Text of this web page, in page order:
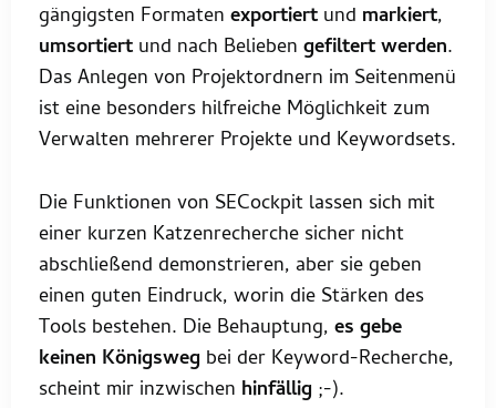
gängigsten Formaten exportiert und markiert,
umsortiert und nach Belieben gefiltert werden.
Das Anlegen von Projektordnern im Seitenmenü
ist eine besonders hilfreiche Möglichkeit zum
Verwalten mehrerer Projekte und Keywordsets.
Die Funktionen von SECockpit lassen sich mit
einer kurzen Katzenrecherche sicher nicht
abschließend demonstrieren, aber sie geben
einen guten Eindruck, worin die Stärken des
Tools bestehen. Die Behauptung, es gebe
keinen Königsweg bei der Keyword-Recherche,
scheint mir inzwischen hinfällig ;-).